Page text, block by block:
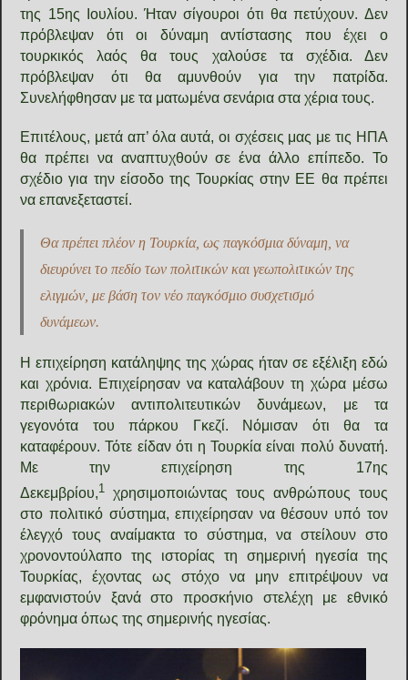
της 15ης Ιουλίου. Ήταν σίγουροι ότι θα πετύχουν. Δεν
πρόβλεψαν ότι οι δύναμη αντίστασης που έχει ο
τουρκικός λαός θα τους χαλούσε τα σχέδια. Δεν
πρόβλεψαν ότι θα αμυνθούν για την πατρίδα.
Συνελήφθησαν με τα ματωμένα σενάρια στα χέρια τους.
Επιτέλους, μετά απ’ όλα αυτά, οι σχέσεις μας με τις ΗΠΑ
θα πρέπει να αναπτυχθούν σε ένα άλλο επίπεδο. Το
σχέδιο για την είσοδο της Τουρκίας στην ΕΕ θα πρέπει
να επανεξεταστεί.
Θα πρέπει πλέον η Τουρκία, ως παγκόσμια δύναμη, να
διευρύνει το πεδίο των πολιτικών και γεωπολιτικών της
ελιγμών, με βάση τον νέο παγκόσμιο συσχετισμό
δυνάμεων.
Η επιχείρηση κατάληψης της χώρας ήταν σε εξέλιξη εδώ
και χρόνια. Επιχείρησαν να καταλάβουν τη χώρα μέσω
περιθωριακών αντιπολιτευτικών δυνάμεων, με τα
γεγονότα του πάρκου Γκεζί. Νόμισαν ότι θα τα
καταφέρουν. Τότε είδαν ότι η Τουρκία είναι πολύ δυνατή.
Με την επιχείρηση της 17ης
Δεκεμβρίου,1 χρησιμοποιώντας τους ανθρώπους τους
στο πολιτικό σύστημα, επιχείρησαν να θέσουν υπό τον
έλεγχό τους αναίμακτα το σύστημα, να στείλουν στο
χρονοντούλαπο της ιστορίας τη σημερινή ηγεσία της
Τουρκίας, έχοντας ως στόχο να μην επιτρέψουν να
εμφανιστούν ξανά στο προσκήνιο στελέχη με εθνικό
φρόνημα όπως της σημερινής ηγεσίας.